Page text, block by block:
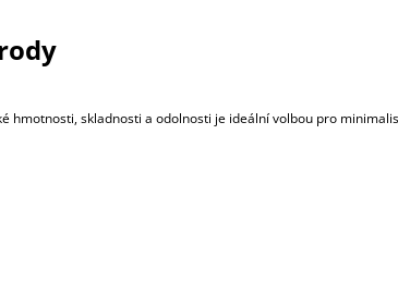
hmotnosti, skladnosti a odolnosti je ideální volbou pro